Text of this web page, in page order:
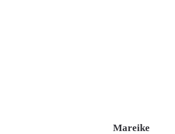
Mareike